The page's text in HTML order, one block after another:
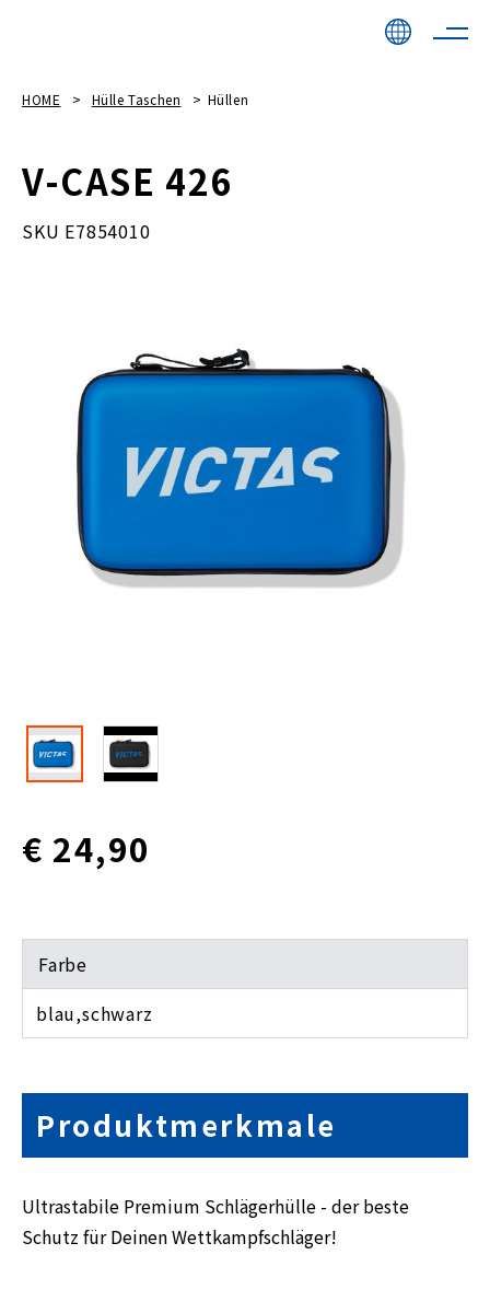
HOME Hülle Taschen Hüllen
V-CASE 426
SKU E7854010
€ 24,90
Farbe
blau,schwarz
Produktmerkmale
Ultrastabile Premium Schlägerhülle - der beste
Schutz für Deinen Wettkampfschläger!